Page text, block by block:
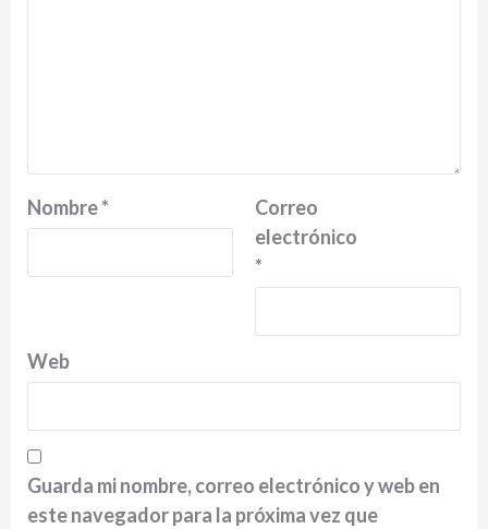
Nombre*
Correo
electrónico
*
Web
Guarda mi nombre, correo electrónico y web en
este navegador para la próxima vez que